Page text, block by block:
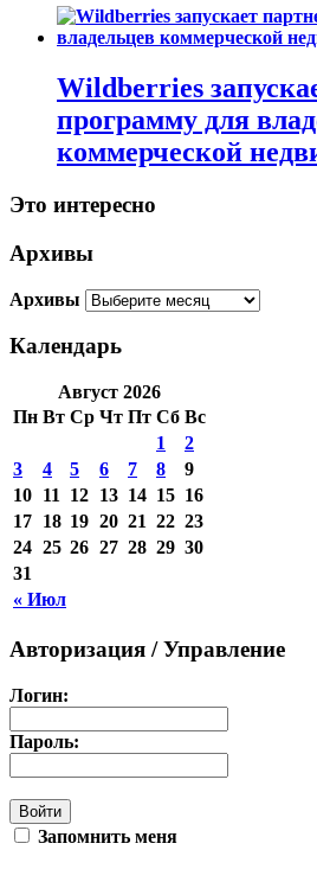
Wildberries
программу для
коммерческой
Это интересно
Архивы
Архивы
Календарь
Август 2026
Пн Вт Ср Чт Пт Сб Вс
« Июл
1
2
3
4 5 6 7 8
9
10 11 12 13 14 15 16
17 18 19 20 21 22 23
24 25 26 27 28 29 30
31
Авторизация / Управление
Логин:
Пароль:
Запомнить меня